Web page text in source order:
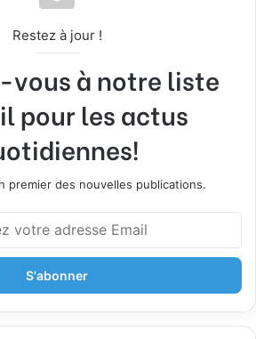
Restez à jour !
vous à notre liste
pour les actus
premier des nouvelles publications.